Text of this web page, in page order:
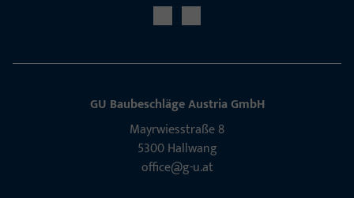
GU Baubeschläge Aus­tria GmbH
Mayrwies­straße 8
5300 Hall­wang
office@g-u.at